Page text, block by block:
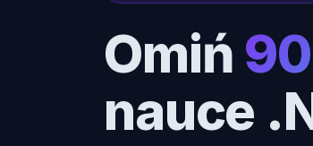
Omiń
nauce